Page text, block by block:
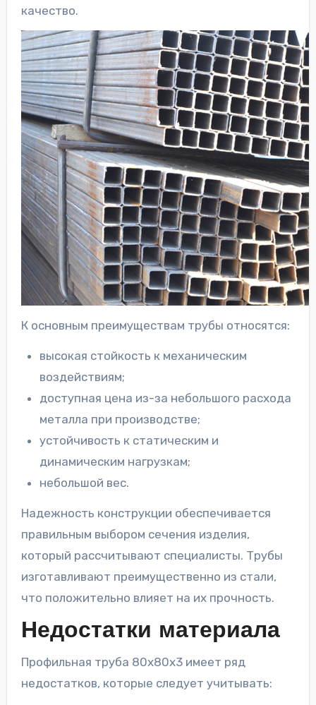
качество.
К основным преимуществам трубы относятся:
высокая стойкость к механическим
воздействиям;
доступная цена из-за небольшого расхода
металла при производстве;
устойчивость к статическим и
динамическим нагрузкам;
небольшой вес.
Надежность конструкции обеспечивается
правильным выбором сечения изделия,
который рассчитывают специалисты. Трубы
изготавливают преимущественно из стали,
что положительно влияет на их прочность.
Недостатки материала
Профильная труба 80х80х3 имеет ряд
недостатков, которые следует учитывать: